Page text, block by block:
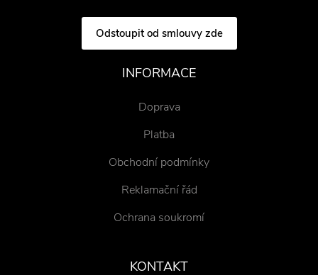
Odstoupit od smlouvy zde
INFORMACE
Doprava
Platba
Obchodní podmínky
Reklamační řád
Ochrana soukromí
KONTAKT